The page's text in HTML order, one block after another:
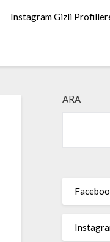
Instagram Gizli
ARA